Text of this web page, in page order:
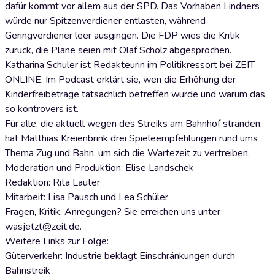
dafür kommt vor allem aus der SPD. Das Vorhaben Lindners
würde nur Spitzenverdiener entlasten, während
Geringverdiener leer ausgingen. Die FDP wies die Kritik
zurück, die Pläne seien mit Olaf Scholz abgesprochen.
Katharina Schuler ist Redakteurin im Politikressort bei ZEIT
ONLINE. Im Podcast erklärt sie, wen die Erhöhung der
Kinderfreibeträge tatsächlich betreffen würde und warum das
so kontrovers ist.
Für alle, die aktuell wegen des Streiks am Bahnhof stranden,
hat Matthias Kreienbrink drei Spieleempfehlungen rund ums
Thema Zug und Bahn, um sich die Wartezeit zu vertreiben.
Moderation und Produktion: Elise Landschek
Redaktion: Rita Lauter
Mitarbeit: Lisa Pausch und Lea Schüler
Fragen, Kritik, Anregungen? Sie erreichen uns unter
wasjetzt@zeit.de.
Weitere Links zur Folge:
Güterverkehr: Industrie beklagt Einschränkungen durch
Bahnstreik